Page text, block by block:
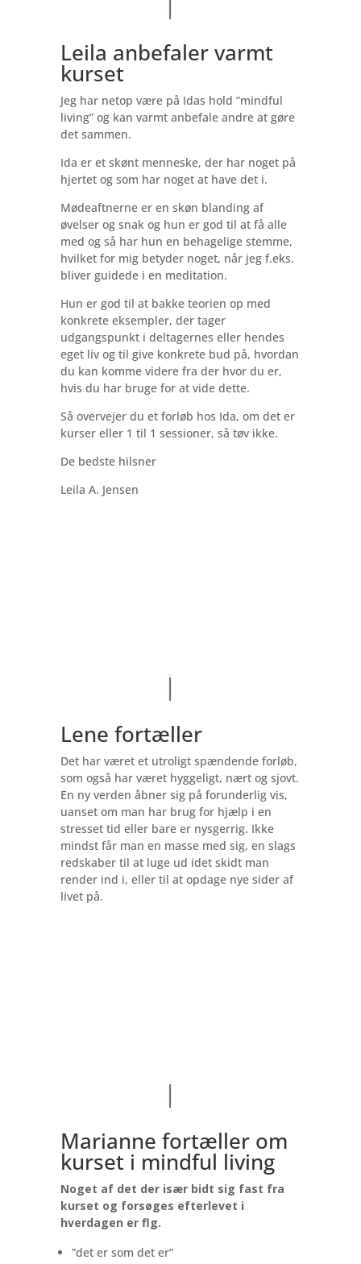
Leila anbefaler varmt
kurset
Jeg har netop være på Idas hold ”mindful
living” og kan varmt anbefale andre at gøre
det sammen.
Ida er et skønt menneske, der har noget på
hjertet og som har noget at have det i.
Mødeaftnerne er en skøn blanding af
øvelser og snak og hun er god til at få alle
med og så har hun en behagelige stemme,
hvilket for mig betyder noget, når jeg f.eks.
bliver guidede i en meditation.
Hun er god til at bakke teorien op med
konkrete eksempler, der tager
udgangspunkt i deltagernes eller hendes
eget liv og til give konkrete bud på, hvordan
du kan komme videre fra der hvor du er,
hvis du har bruge for at vide dette.
Så overvejer du et forløb hos Ida, om det er
kurser eller 1 til 1 sessioner, så tøv ikke.
De bedste hilsner
Leila A. Jensen
Lene fortæller
Det har været et utroligt spændende forløb,
som også har været hyggeligt, nært og sjovt.
En ny verden åbner sig på forunderlig vis,
uanset om man har brug for hjælp i en
stresset tid eller bare er nysgerrig. Ikke
mindst får man en masse med sig, en slags
redskaber til at luge ud idet skidt man
render ind i, eller til at opdage nye sider af
livet på.
Marianne fortæller om
kurset i mindful living
Noget af det der især bidt sig fast fra
kurset og forsøges efterlevet i
hverdagen er flg.
”det er som det er”